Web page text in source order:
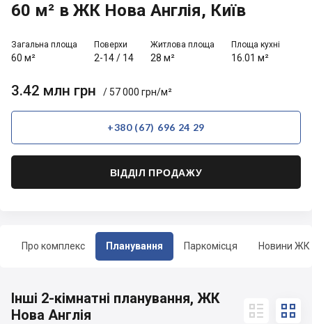
Про комплекс Планування Паркомісця Новини ЖК
60 м² в ЖК Нова Англія, Київ
Загальна площа
60 м²
Поверхи
2-14/ 14
Житлова площа
28 м²
Площа кухні
16.01 м²
3.42 млн грн / 57 000 грн/м²
+380 (67) 696 24 29
ВІДДІЛ ПРОДАЖУ
Інші 2-кімнатні планування, ЖК
Нова Англія
 